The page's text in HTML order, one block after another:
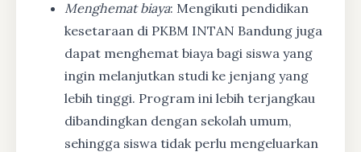
Menghemat biaya: Mengikuti pendidikan
kesetaraan di PKBM INTAN Bandung juga
dapat menghemat biaya bagi siswa yang
ingin melanjutkan studi ke jenjang yang
lebih tinggi. Program ini lebih terjangkau
dibandingkan dengan sekolah umum,
sehingga siswa tidak perlu mengeluarkan